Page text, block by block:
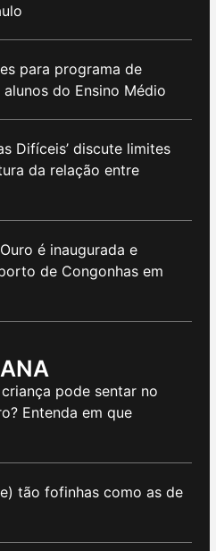
para programa de
do Ensino Médio
Difíceis’ discute limites
da relação entre
é inaugurada e
de Congonhas em
pode sentar no
Entenda em que
tão fofinhas como as de